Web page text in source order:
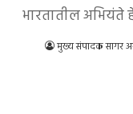
भारतातील अभियंते
मुख्य संपादक सागर